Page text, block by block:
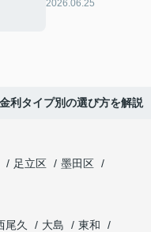
2026.06.25
利タイプ別の選び方を解説
足立区
墨田区
尾久 大島
東和